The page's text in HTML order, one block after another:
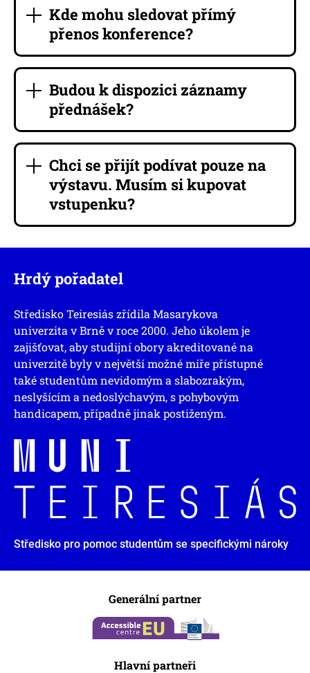
Kde mohu sledovat přímý
přenos konference?
Budou k dispozici záznamy
přednášek?
Chci se přijít podívat pouze na
výstavu. Musím si kupovat
vstupenku?
Hrdý pořadatel
Středisko Teiresiás zřídila Masarykova
univerzita v Brně v roce 2000. Jeho úkolem je
zajišťovat, aby studijní obory akreditované na
univerzitě byly v největší možné míře přístupné
také studentům nevidomým a slabozrakým,
neslyšícím a nedoslýchavým, s pohybovým
handicapem, případně jinak postiženým.
Středisko pro pomoc studentům se specifickými nároky
Generální partner
Hlavní partneři